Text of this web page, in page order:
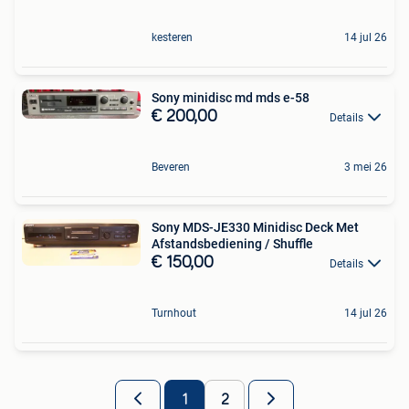
kesteren 14 jul 26
Sony minidisc md mds e-58
€ 200,00 Details
Beveren 3 mei 26
Sony MDS-JE330 Minidisc Deck Met
Afstandsbediening / Shuffle
€ 150,00 Details
Turnhout 14 jul 26
1 2